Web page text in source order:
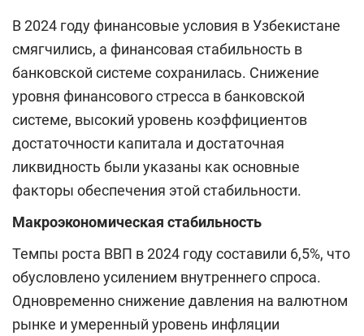
В 2024 году финансовые условия в Узбекистане
смягчились, а финансовая стабильность в
банковской системе сохранилась. Снижение
уровня финансового стресса в банковской
системе, высокий уровень коэффициентов
достаточности капитала и достаточная
ликвидность были указаны как основные
факторы обеспечения этой стабильности.
Макроэкономическая стабильность
Темпы роста ВВП в 2024 году составили 6,5%, что
обусловлено усилением внутреннего спроса.
Одновременно снижение давления на валютном
рынке и умеренный уровень инфляции